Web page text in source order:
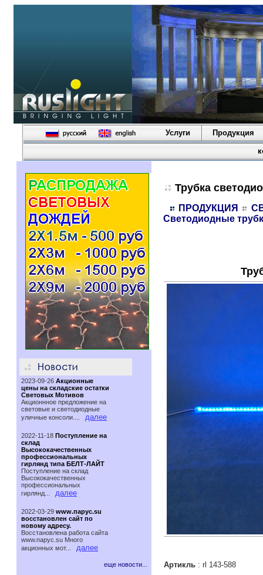
Услуги Продукция
2023-09-26 Акционные
цены на складские остатки
Световых Мотивов
Акционнное предложение на
световые и светодиодные
уличные консоли....
далее
2022-11-18 Поступление на
склад
Высококачественных
профессиональных
гирлянд типа БЕЛТ-ЛАЙТ
Поступление на склад
Высококачественных
профессиональных
гирлянд...
далее
2022-03-29 www.парус.su
восстановлен сайт по
новому адресу.
Восстановлена работа сайта
www.паруc.su Много
акционных мот...
далее
еще новости...
Трубка
ПРОДУКЦИЯ
Светодиодные
Артикль : rl 143-588